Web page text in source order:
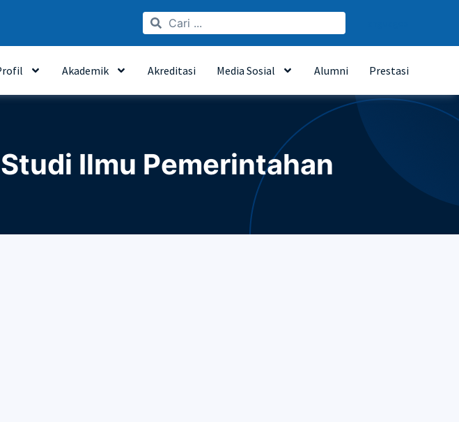
Akademik Akreditasi Media Sosial Alumni Prestasi
Ilmu Pemerintahan